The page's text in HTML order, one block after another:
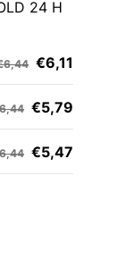
24 H
€6,11
€5,79
€5,47